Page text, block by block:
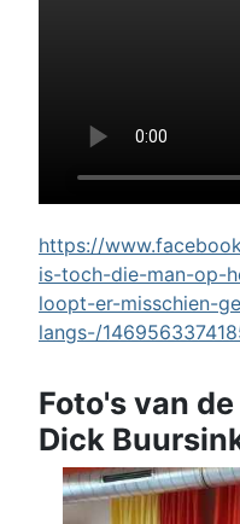
https://
is-toch-die-man-op-
loopt-er-misschien-
langs-/
Foto's van
Dick